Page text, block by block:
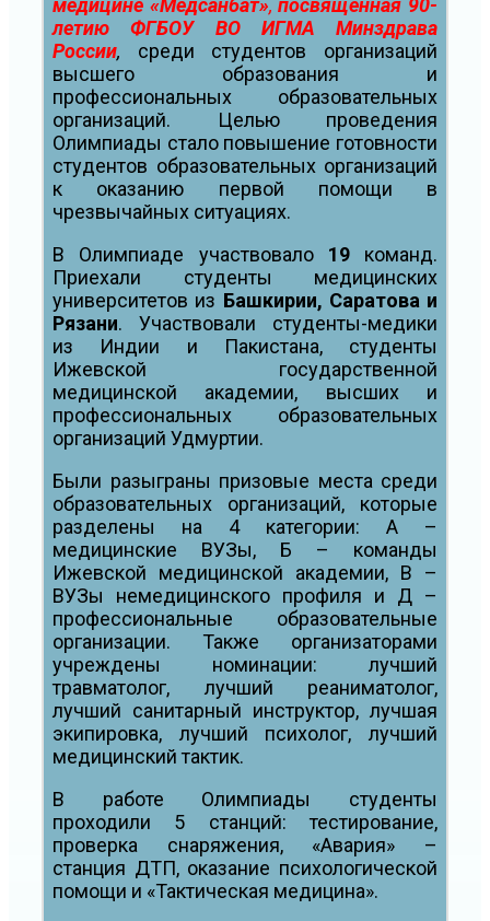
медицине «Медсанбат», посвященная 90-
летию ФГБОУ ВО ИГМА Минздрава
России, среди студентов организаций
высшего образования и
профессиональных образовательных
организаций. Целью проведения
Олимпиады стало повышение готовности
студентов образовательных организаций
к оказанию первой помощи в
чрезвычайных ситуациях.
В Олимпиаде участвовало 19команд.
Приехали студенты медицинских
университетов из Башкирии, Саратова и
Рязани. Участвовали студенты-медики
из Индии и Пакистана, студенты
Ижевской государственной
медицинской академии, высших и
профессиональных образовательных
организаций Удмуртии.
Были разыграны призовые места среди
образовательных организаций, которые
разделены на 4 категории: А –
медицинские ВУЗы, Б – команды
Ижевской медицинской академии, В –
ВУЗы немедицинского профиля и Д –
профессиональные образовательные
организации. Также организаторами
учреждены номинации: лучший
травматолог, лучший реаниматолог,
лучший санитарный инструктор, лучшая
экипировка, лучший психолог, лучший
медицинский тактик.
В работе Олимпиады студенты
проходили 5 станций: тестирование,
проверка снаряжения, «Авария» –
станция ДТП, оказание психологической
помощи и «Тактическая медицина».